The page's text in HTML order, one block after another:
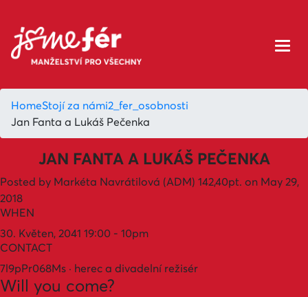
HomeStojí za námi2_fer_osobnosti
Jan Fanta a Lukáš Pečenka
JAN FANTA A LUKÁŠ PEČENKA
Posted by Markéta Navrátilová (ADM) 142,40pt. on May 29,
2018
WHEN
30. Květen, 2041 19:00 - 10pm
CONTACT
7l9pPr068Ms · herec a divadelní režisér
Will you come?